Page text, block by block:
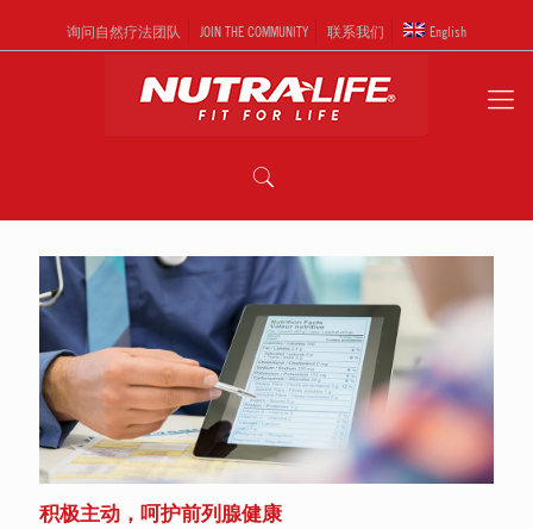
询问自然疗法团队 JOIN THE COMMUNITY 联系我们 English
积极主动，呵护前列腺健康